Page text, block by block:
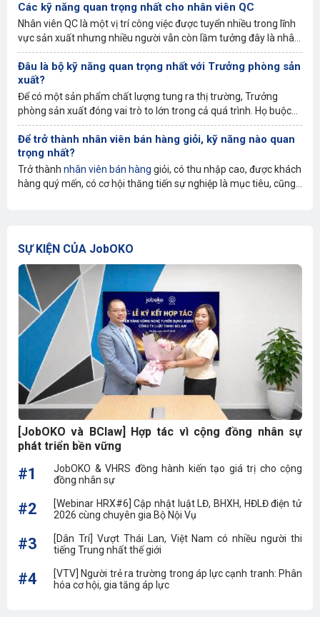
lược, mang lại nhiều giá trị hơn bán hàng đơn thuần. Để thành
công trong vai trò này, bạn sẽ cần phát triển những kỹ năng
quan trọng nhất, phù hợp nhất.
Các kỹ năng quan trọng nhất cho nhân viên QC
Nhân viên QC là một vị trí công việc được tuyển nhiều trong lĩnh
vực sản xuất nhưng nhiều người vẫn còn lầm tưởng đây là nhân
viên Quảng Cáo. Vậy thực hư nhân viên QC là gì? Các kỹ năng
quan trọng nhất cho nhân viên QC là gì? Bạn đọc hãy cùng
Joboko.com tìm hiểu chi tiết về công việc này trong bài viết dưới
đây nhé!
Đâu là bộ kỹ năng quan trọng nhất với Trưởng phòng sản
xuất?
Để có một sản phẩm chất lượng tung ra thị trường, Trưởng
phòng sản xuất đóng vai trò to lớn trong cả quá trình. Họ buộc
phải hiểu rõ về thị trường sản phẩm mục tiêu và những thách
thức phải đối mặt. Do đó, ngoài năng lực chuyên môn thì trưởng
phòng sản xuất cần phải có những kỹ năng mềm thiết yếu để
hoàn thành tốt nhiệm vụ của mình.
Để trở thành nhân viên bán hàng giỏi, kỹ năng nào quan
trọng nhất?
Trở thành nhân viên bán hàng giỏi, có thu nhập cao, được khách
hàng quý mến, có cơ hội thăng tiến sự nghiệp là mục tiêu, cũng
SỰ KIỆN CỦA JobOKO
[JobOKO và BClaw] Hợp tác vì cộng đồng nhân sự
phát triển bền vững
#1
JobOKO & VHRS đồng hành kiến tạo giá trị cho cộng
đồng nhân sự
#2
[Webinar HRX#6] Cập nhật luật LĐ, BHXH, HĐLĐ điện tử
2026 cùng chuyên gia Bộ Nội Vụ
#3
[Dân Trí] Vượt Thái Lan, Việt Nam có nhiều người thi
tiếng Trung nhất thế giới
#4
[VTV] Người trẻ ra trường trong áp lực cạnh tranh: Phân
hóa cơ hội, gia tăng áp lực